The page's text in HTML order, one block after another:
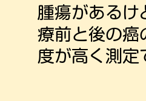
腫瘍があるけ
療前と後の癌
度が高く測